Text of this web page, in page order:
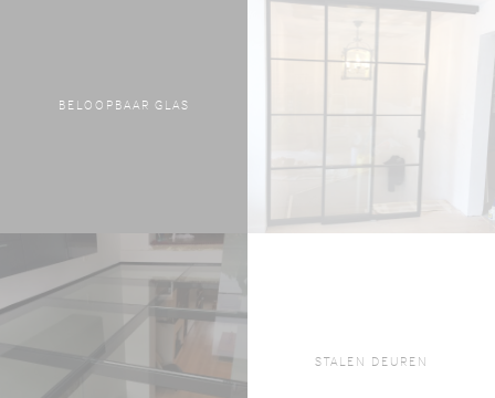
BELOOPBAAR GLAS
STALEN DEUREN